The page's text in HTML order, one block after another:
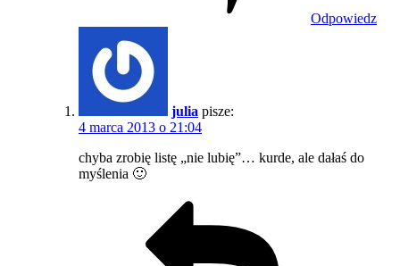
Odpowiedz
julia pisze:
4 marca 2013 o 21:04
chyba zrobię listę „nie lubię”… kurde, ale dałaś do
myślenia 🙂